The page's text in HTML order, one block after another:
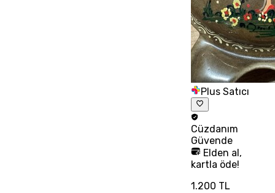
Plus Satıcı
Cüzdanım
Güvende
Elden al,
kartla öde!
1.200 TL